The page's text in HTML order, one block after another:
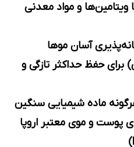
ویتامین‌ها و مواد معدنی
آسان موها
برای حفظ حداکثر تازگی و
ماده شیمیایی سنگین
پوست و موی معتبر اروپا